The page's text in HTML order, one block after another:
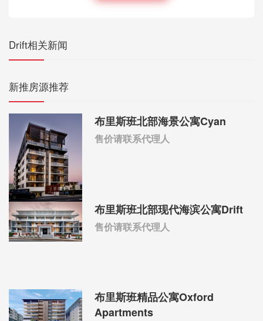
Drift相关新闻
新推房源推荐
布里斯班北部海景公寓Cyan
售价请联系代理人
布里斯班北部现代海滨公寓Drift
售价请联系代理人
布里斯班精品公寓Oxford
Apartments